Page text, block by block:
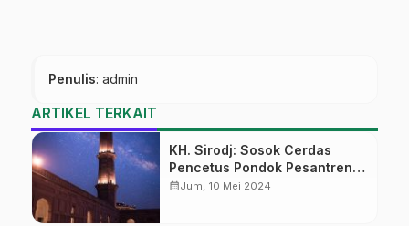
Penulis: admin
ARTIKEL TERKAIT
KH. Sirodj: Sosok Cerdas
Pencetus Pondok Pesantren
Wetan Banon
calendar_monthJum, 10 Mei 2024